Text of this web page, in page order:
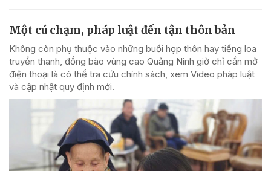
Một cú chạm, pháp luật đến tận thôn bản
Không còn phụ thuộc vào những buổi họp thôn hay tiếng loa
truyền thanh, đồng bào vùng cao Quảng Ninh giờ chỉ cần mở
điện thoại là có thể tra cứu chính sách, xem Video pháp luật
và cập nhật quy định mới.